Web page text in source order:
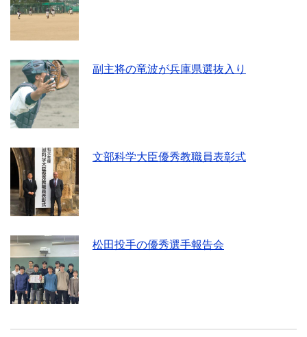
副主将の竜波が兵庫県選抜入り
文部科学大臣優秀教職員表彰式
松田投手の優秀選手報告会